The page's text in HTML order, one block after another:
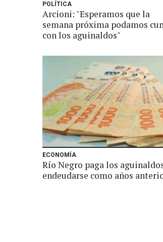
POLÍTICA
Arcioni: "Esperamos que la
semana próxima podamos
con los aguinaldos"
ECONOMÍA
Río Negro paga los
endeudarse como años